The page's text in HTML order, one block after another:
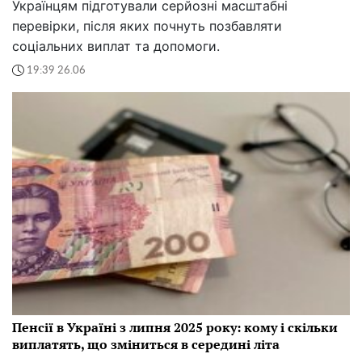
Українцям підготували серйозні масштабні
перевірки, після яких почнуть позбавляти
соціальних виплат та допомоги.
19:39 26.06
Пенсії в Україні з липня 2025 року: кому і скільки
виплатять, що зміниться в середині літа